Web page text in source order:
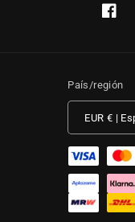
País/región
EUR € |
Formas de